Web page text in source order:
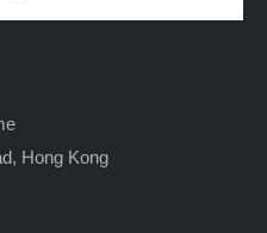
Hong Kong